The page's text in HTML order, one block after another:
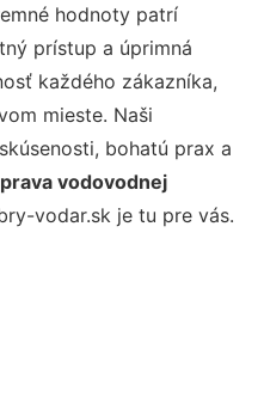
hodnoty patrí
prístup a úprimná
každého zákazníka,
mieste. Naši
bohatú prax a
vodovodnej
vodar.sk je tu pre vás.